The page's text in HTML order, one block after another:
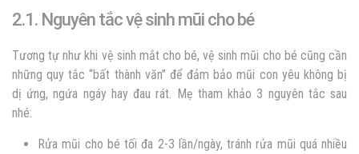
2.1. Nguyên tắc vệ sinh mũi cho bé
Tương tự như khi vệ sinh mắt cho bé, vệ sinh mũi cho bé cũng cần
những quy tắc “bất thành văn” để đảm bảo mũi con yêu không bị
dị ứng, ngứa ngáy hay đau rát. Mẹ tham khảo 3 nguyên tắc sau
nhé:
Rửa mũi cho bé tối đa 2-3 lần/ngày, tránh rửa mũi quá nhiều